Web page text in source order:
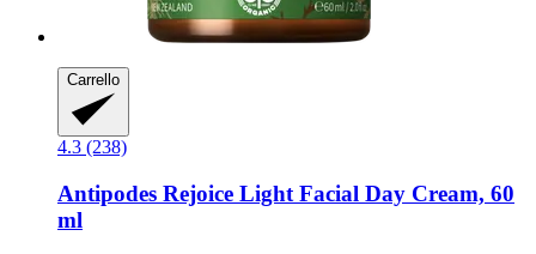
Carrello
4.3 (238)
Antipodes Rejoice Light Facial Day Cream, 60
ml